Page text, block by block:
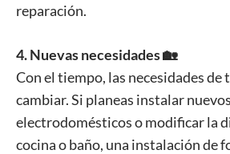
reparación.
4. Nuevas necesidades 🏡
Con el tiempo, las necesidades de
cambiar. Si planeas instalar nuevos
electrodomésticos o modificar la
cocina o baño, una instalación de